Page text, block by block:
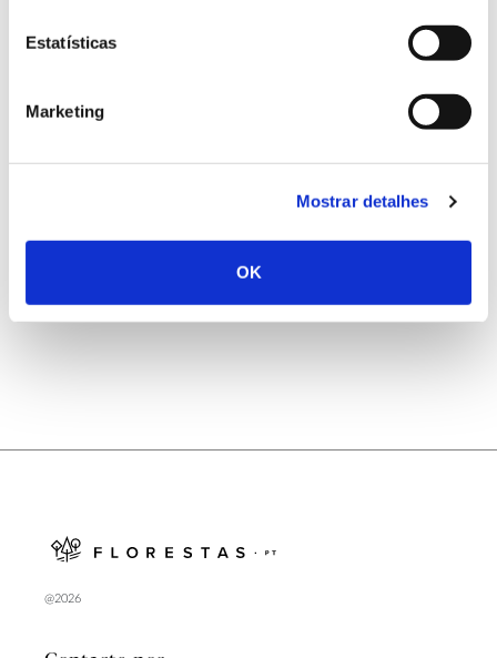
Estatísticas
Marketing
Mostrar detalhes
OK
Registar galhas de Trichi em acácia-das-espigas:
Natureza e florestas procuram jovens voluntários
@2026